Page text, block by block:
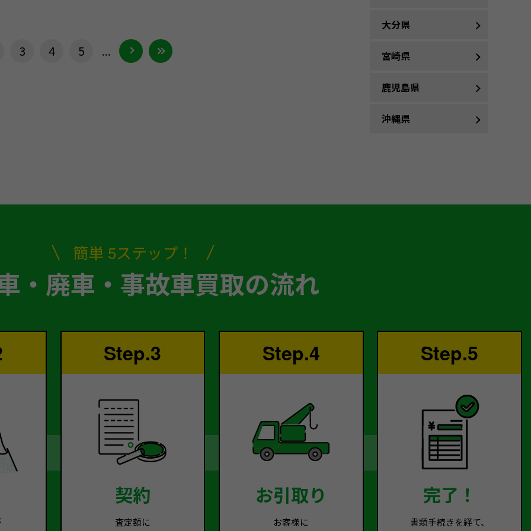
3 4 5 ...
大分県
宮崎県
鹿児島県
沖縄県
簡単 5ステップ！
・廃車・事故車買取の流れ
Step.3
契約
査定額に
Step.4
お引取り
お客様に
Step.5
完了！
書類手続きを経て、